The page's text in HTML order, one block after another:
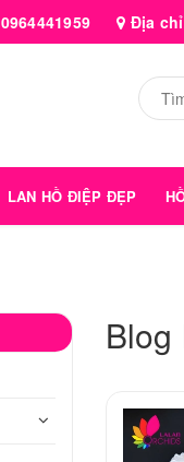
0964441959 Địa chỉ
LAN HỒ ĐIỆP ĐẸP
Blog